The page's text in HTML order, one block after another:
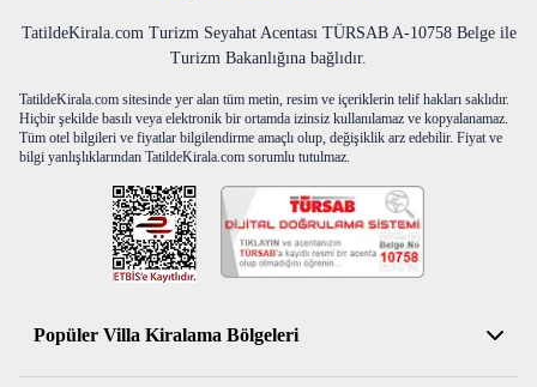
TatildeKirala.com Turizm Seyahat Acentası TÜRSAB A-10758 Belge ile
Turizm Bakanlığına bağlıdır.
TatildeKirala.com sitesinde yer alan tüm metin, resim ve içeriklerin telif hakları saklıdır.
Hiçbir şekilde basılı veya elektronik bir ortamda izinsiz kullanılamaz ve kopyalanamaz.
Tüm otel bilgileri ve fiyatlar bilgilendirme amaçlı olup, değişiklik arz edebilir. Fiyat ve
bilgi yanlışlıklarından TatildeKirala.com sorumlu tutulmaz.
Popüler Villa Kiralama Bölgeleri
Antalya Kiralık Villa